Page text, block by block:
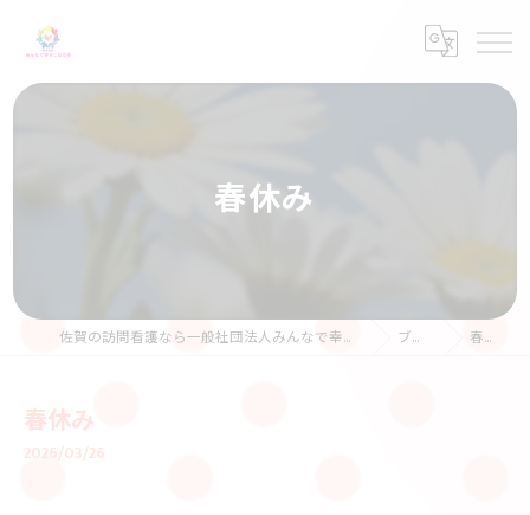
春休み
佐賀の訪問看護なら一般社団法人みんなで幸せになる会 ブログ 春休み
春休み
2026/03/26